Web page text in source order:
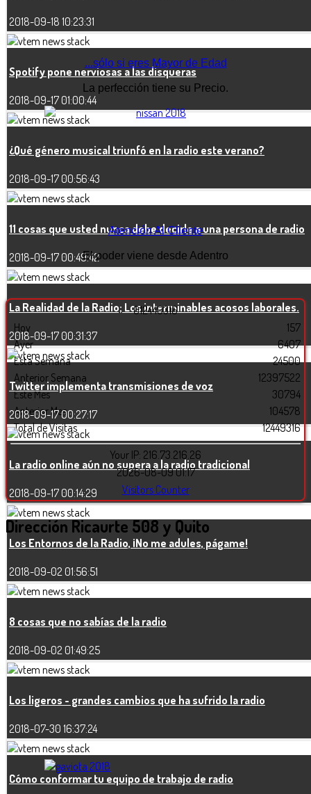
2018-09-18 10:23:31
Spotify pone nerviosas a las disqueras
2018-09-17 01:00:44
¿Qué género musical triunfó en la radio este verano?
2018-09-17 00:56:43
11 cosas que usted nunca debe decirle a una persona de radio
2018-09-17 00:49:42
La Realidad de la Radio; Los interminables acosos laborales.
2018-09-17 00:31:37
Twitter implementa transmisiones de voz
2018-09-17 00:27:17
La radio online aún no supera a la radio tradicional
2018-09-17 00:14:29
Los Entornos de la Radio, ¡No me adules, págame!
2018-09-02 01:56:51
8 cosas que no sabías de la radio
2018-09-02 01:49:25
Los ligeros - grandes cambios que ha sufrido la radio
2018-07-30 16:37:24
Cómo conformar tu equipo de trabajo de radio
...sólo si eres Mayor de Edad
La perfección tiene su Precio.
Atención Al Cliente
El poder viene desde Adentro
012449316
Hoy
Ayer
Esta Semana
Anterior Semana
Este Mes
Anterior Mes
Total de Visitas
157
6407
24500
12397522
30794
104578
12449316
Your IP: 216.73.216.26
2026-08-09 01:17
Visitors Counter
DirecciónRicaurte 508 y Quito